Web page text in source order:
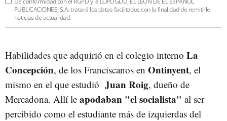
PUBLICACIONES, S.A. tratará los datos facilitados con la finalidad de remitirle
noticias de actualidad.
Habilidades que adquirió en el colegio interno La
Concepción, de los Franciscanos en Ontinyent, el
mismo en el que estudió Juan Roig, dueño de
Mercadona. Allí le apodaban "el socialista" al ser
percibido como el estudiante más de izquierdas del